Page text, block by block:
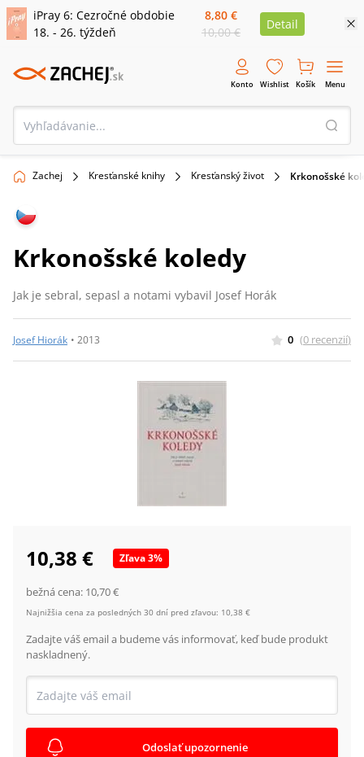
iPray 6: Cezročné obdobie
18. - 26. týždeň
8,80 €
10,00 €
Detail
Konto Wishlist Košík Menu
Zachej Kresťanské knihy Kresťanský život Krkonošské
Krkonošské koledy
Jak je sebral, sepasl a notami vybavil Josef Horák
Josef Hiorák • 2013 0 (0 recenzií)
10,38 € Zľava3%
bežná cena: 10,70 €
Najnižšia cena za posledných 30 dní pred zľavou: 10,38 €
Zadajte váš email a budeme vás informovať, keď bude produkt
naskladnený.
Odoslať upozornenie